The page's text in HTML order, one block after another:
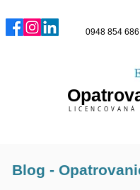
0948 854 686
Blog -